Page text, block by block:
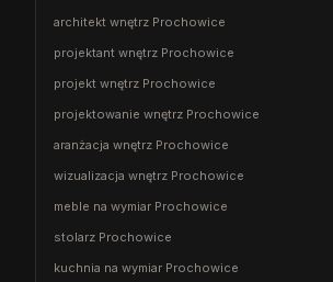
architekt wnętrz Prochowice
projektant wnętrz Prochowice
projekt wnętrz Prochowice
projektowanie wnętrz Prochowice
aranżacja wnętrz Prochowice
wizualizacja wnętrz Prochowice
meble na wymiar Prochowice
stolarz Prochowice
kuchnia na wymiar Prochowice